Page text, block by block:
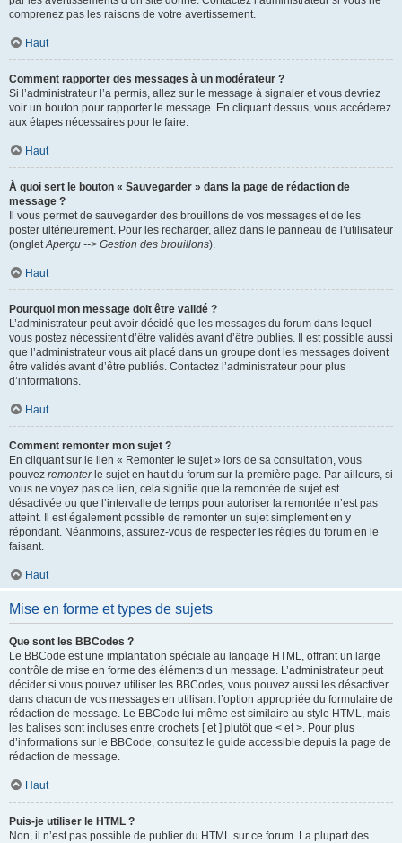
comprenez pas les raisons de votre avertissement.
Haut
Comment rapporter des messages à un modérateur ?
Si l’administrateur l’a permis, allez sur le message à signaler et vous devriez
voir un bouton pour rapporter le message. En cliquant dessus, vous accéderez
aux étapes nécessaires pour le faire.
Haut
À quoi sert le bouton « Sauvegarder » dans la page de rédaction de
message ?
Il vous permet de sauvegarder des brouillons de vos messages et de les
poster ultérieurement. Pour les recharger, allez dans le panneau de l’utilisateur
(ongletAperçu --> Gestion des brouillons).
Haut
Pourquoi mon message doit être validé ?
L’administrateur peut avoir décidé que les messages du forum dans lequel
vous postez nécessitent d’être validés avant d’être publiés. Il est possible aussi
que l’administrateur vous ait placé dans un groupe dont les messages doivent
être validés avant d’être publiés. Contactez l’administrateur pour plus
d’informations.
Haut
Comment remonter mon sujet ?
En cliquant sur le lien « Remonter le sujet » lors de sa consultation, vous
pouvez remonterle sujet en haut du forum sur la première page. Par ailleurs, si
vous ne voyez pas ce lien, cela signifie que la remontée de sujet est
désactivée ou que l’intervalle de temps pour autoriser la remontée n’est pas
atteint. Il est également possible de remonter un sujet simplement en y
répondant. Néanmoins, assurez-vous de respecter les règles du forum en le
faisant.
Haut
Mise en forme et types de sujets
Que sont les BBCodes ?
Le BBCode est une implantation spéciale au langage HTML, offrant un large
contrôle de mise en forme des éléments d’un message. L’administrateur peut
décider si vous pouvez utiliser les BBCodes, vous pouvez aussi les désactiver
dans chacun de vos messages en utilisant l’option appropriée du formulaire de
rédaction de message. Le BBCode lui-même est similaire au style HTML, mais
les balises sont incluses entre crochets [ et ] plutôt que < et >. Pour plus
d’informations sur le BBCode, consultez le guide accessible depuis la page de
rédaction de message.
Haut
Puis-je utiliser le HTML ?
Non, il n’est pas possible de publier du HTML sur ce forum. La plupart des